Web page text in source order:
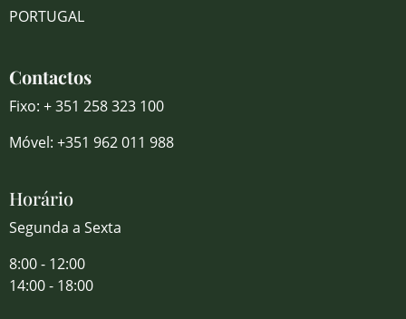
PORTUGAL
Contactos
Fixo: + 351 258 323 100
Móvel: +351 962 011 988
Horário
Segunda a Sexta
8:00 - 12:00
14:00 - 18:00